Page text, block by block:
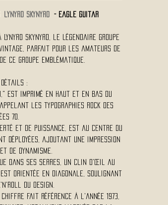
LYNYRD SKYNYRD - Eagle Guitar
Lynyrd Skynyrd, le légendaire groupe
parfait pour les amateurs de
ce groupe emblématique.
Détails :
est imprimé en haut et en bas du
les typographies rock des
70.
et de puissance, est au centre du
déployées, ajoutant une impression
de dynamisme.
dans ses serres, un clin d'œil au
orientée en diagonale, soulignant
du design.
fait référence à l'année 1973,